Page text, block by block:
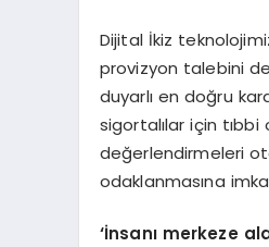
Dijital İkiz
provizyon talebini
duyarlı en doğru
sigortalılar için tıbbi
değerlendirmeleri
odaklanmasına
‘İnsanı merkeze